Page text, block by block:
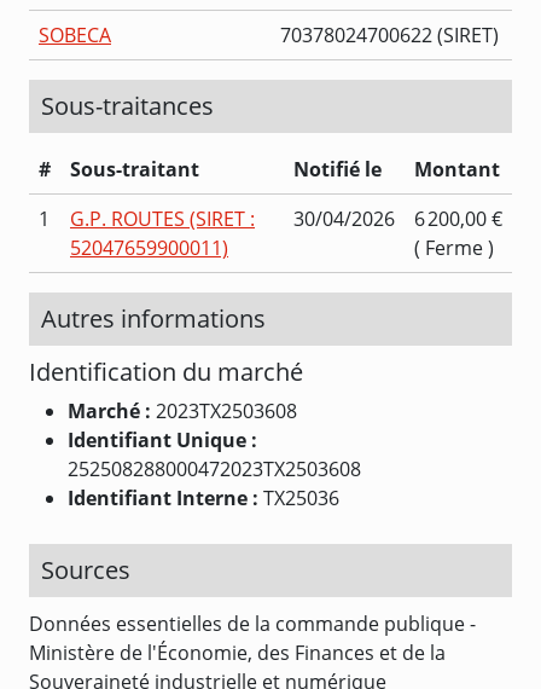
SOBECA
70378024700622 (SIRET)
Sous-traitances
# Sous-traitant Notifié le
Montant
1
G.P. ROUTES (SIRET :
52047659900011)
30/04/2026
6 200,00 €
( Ferme )
Autres informations
Identification du marché
Marché : 2023TX2503608
Identifiant Unique :
252508288000472023TX2503608
Identifiant Interne : TX25036
Sources
Données essentielles de la commande publique -
Ministère de l'Économie, des Finances et de la
Souveraineté industrielle et numérique